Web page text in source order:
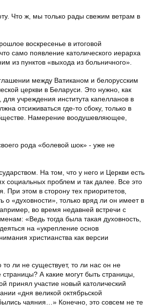
Что ж, мы только рады свежим ветрам в
воскресенье в итоговой
само появление католического иерарха
из пунктов «выхода из больничного».
между Ватиканом и белорусским
церкви в Беларуси. Это нужно, как
учреждения института капелланов в
отсиживаться где-то сбоку, только в
Намерение воодушевляющее,
рода «болевой шок» - уже не
На том, что у него и Церкви есть
социальных проблем и так далее. Все это
При этом в сторону тех приоритетов,
о «духовности», только вряд ли он имеет в
во время недавней встречи с
«Ведь тогда была такая духовность,
на «укрепление основ
христианства как версии
ли не существует, то ли нас он не
А какие могут быть страницы,
принял участие новый католический
«дня великой октябрьской
чаяния…» Конечно, это совсем не те